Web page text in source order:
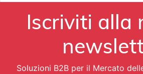
Iscriviti alla
Soluzioni B2B per il Mercato